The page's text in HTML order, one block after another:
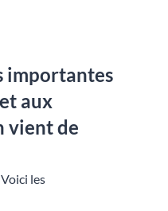
importantes
aux
vient de
les